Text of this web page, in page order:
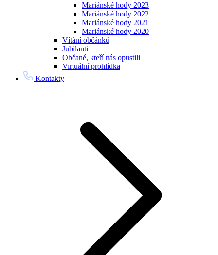
Mariánské hody 2023
Mariánské hody 2022
Mariánské hody 2021
Mariánské hody 2020
Vítání občánků
Jubilanti
Občané, kteří nás opustili
Virtuální prohlídka
Kontakty